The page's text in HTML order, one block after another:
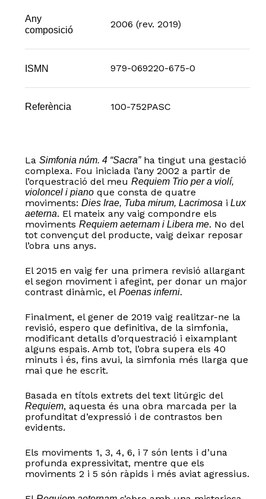
Any
composició
2006 (rev. 2019)
ISMN 979-069220-675-0
Referència 100-752PASC
La Simfonia núm. 4 “Sacra”ha tingut una gestació
complexa. Fou iniciada l’any 2002 a partir de
l’orquestració del meu Requiem Trio per a violí,
violoncel i pianoque consta de quatre
moviments: Dies Irae, Tuba mirum, Lacrimosai Lux
aeterna. El mateix any vaig compondre els
moviments Requiem aeternam i Libera me. No del
tot convençut del producte, vaig deixar reposar
l’obra uns anys.
El 2015 en vaig fer una primera revisió allargant
el segon moviment i afegint, per donar un major
contrast dinàmic, el Poenas inferni.
Finalment, el gener de 2019 vaig realitzar-ne la
revisió, espero que definitiva, de la simfonia,
modificant detalls d’orquestració i eixamplant
alguns espais. Amb tot, l’obra supera els 40
minuts i és, fins avui, la simfonia més llarga que
mai que he escrit.
Basada en títols extrets del text litúrgic del
Requiem, aquesta és una obra marcada per la
profunditat d’expressió i de contrastos ben
evidents.
Els moviments 1, 3, 4, 6, i 7 són lents i d’una
profunda expressivitat, mentre que els
moviments 2 i 5 són ràpids i més aviat agressius.